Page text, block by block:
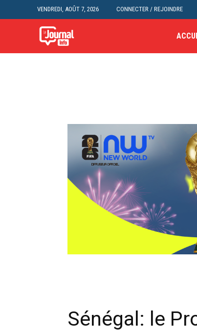
VENDREDI, AOÛT 7, 2026 CONNECTER / REJOINDRE
Sénégal: le